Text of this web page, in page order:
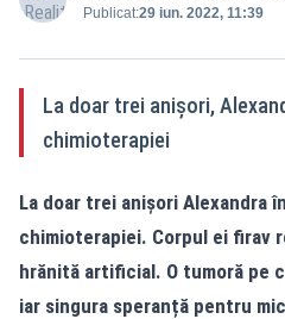
Publicat:29 iun. 2022, 11:39
La doar trei anișori,
chimioterapiei
La doar trei anișori Alexandra
chimioterapiei. Corpul ei firav
hrănită artificial. O tumoră pe
iar singura speranță pentru